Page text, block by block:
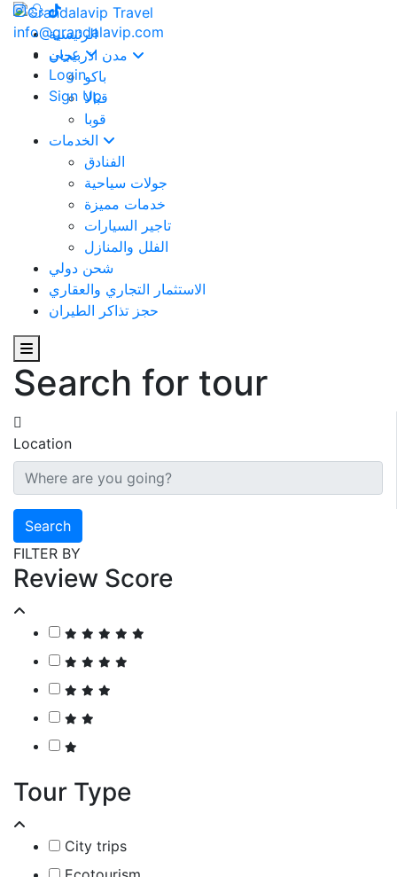
info@grandalavip.com
Login
Sign Up
الرئيسية
باكو
قبالا
قوبا
الفنادق
جولات سياحية
خدمات مميزة
تاجير السيارات
الفلل والمنازل
شحن دولي
الاستثمار التجاري والعقاري
حجز تذاكر الطيران
Search for tour
Location
Search
FILTER BY
Review Score
Tour Type
City trips